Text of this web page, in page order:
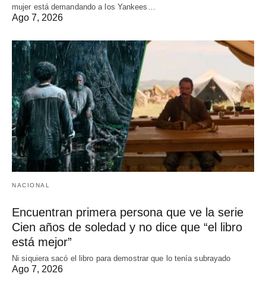
mujer está demandando a los Yankees…
Ago 7, 2026
NACIONAL
Encuentran primera persona que ve la serie
Cien años de soledad y no dice que “el libro
está mejor”
Ni siquiera sacó el libro para demostrar que lo tenía subrayado
Ago 7, 2026